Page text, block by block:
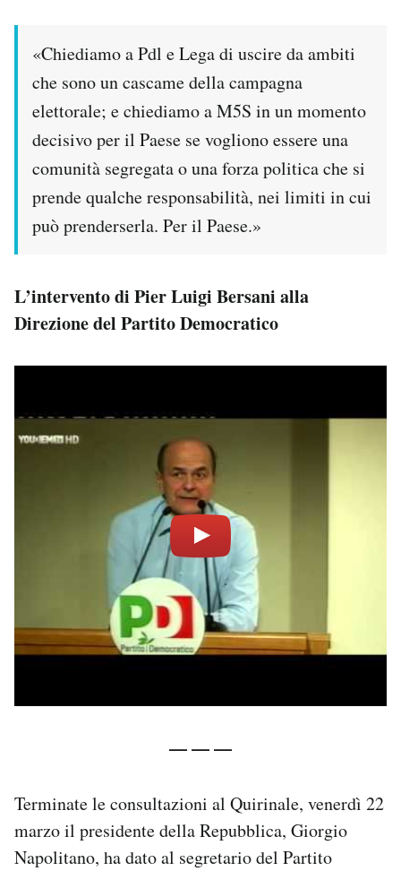
«Chiediamo a Pdl e Lega di uscire da ambiti
che sono un cascame della campagna
elettorale; e chiediamo a M5S in un momento
decisivo per il Paese se vogliono essere una
comunità segregata o una forza politica che si
prende qualche responsabilità, nei limiti in cui
può prenderserla. Per il Paese.»
L’intervento di Pier Luigi Bersani alla
Direzione del Partito Democratico
— — —
Terminate le consultazioni al Quirinale, venerdì 22
marzo il presidente della Repubblica, Giorgio
Napolitano, ha dato al segretario del Partito